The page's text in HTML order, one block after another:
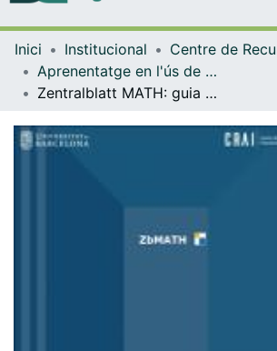
Navega
Contacte
Inici Institucional
Aprenentatge en l'ús de serveis i recursos d'informació: tutorials i guies (CRAI-UB)
Zentralblatt MATH: guia d'ús [text]. [versions anteriors]